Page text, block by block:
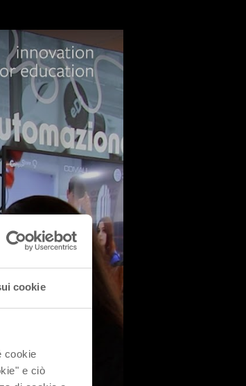
cookie
cookie
e ciò